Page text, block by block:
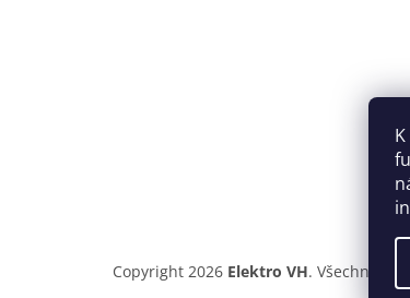
Copyright 2026 Elektro VH. Všechna